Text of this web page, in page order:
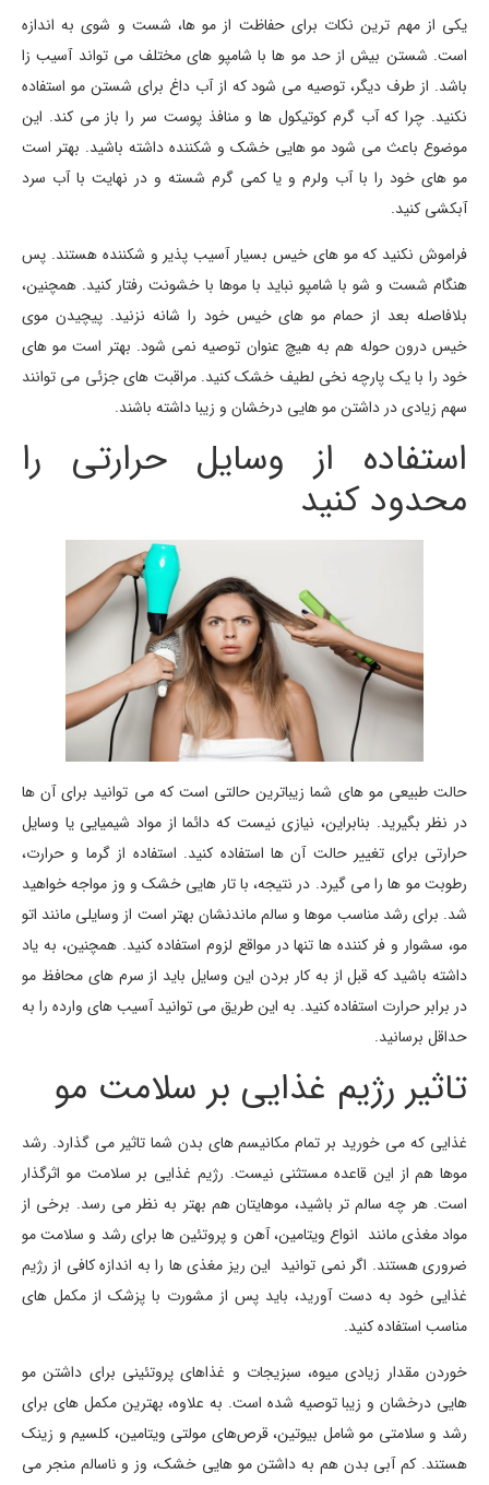
یکی از مهم ترین نکات برای حفاظت از مو ها، شست و شوی به اندازه
است. شستن بیش از حد مو ها با شامپو های مختلف می تواند آسیب زا
باشد. از طرف دیگر، توصیه می شود که از آب داغ برای شستن مو استفاده
نکنید. چرا که آب گرم کوتیکول ها و منافذ پوست سر را باز می کند. این
موضوع باعث می شود مو هایی خشک و شکننده داشته باشید. بهتر است
مو های خود را با آب ولرم و یا کمی گرم شسته و در نهایت با آب سرد
آبکشی کنید.
فراموش نکنید که مو های خیس بسیار آسیب پذیر و شکننده هستند. پس
هنگام شست و شو با شامپو نباید با موها با خشونت رفتار کنید. همچنین،
بلافاصله بعد از حمام مو های خیس خود را شانه نزنید. پیچیدن موی
خیس درون حوله هم به هیچ عنوان توصیه نمی شود. بهتر است مو های
خود را با یک پارچه نخی لطیف خشک کنید. مراقبت های جزئی می توانند
سهم زیادی در داشتن مو هایی درخشان و زیبا داشته باشند.
استفاده از وسایل حرارتی را
محدود کنید
حالت طبیعی مو های شما زیباترین حالتی است که می توانید برای آن ها
در نظر بگیرید. بنابراین، نیازی نیست که دائما از مواد شیمیایی یا وسایل
حرارتی برای تغییر حالت آن ها استفاده کنید. استفاده از گرما و حرارت،
رطوبت مو ها را می گیرد. در نتیجه، با تار هایی خشک و وز مواجه خواهید
شد. برای رشد مناسب موها و سالم ماندنشان بهتر است از وسایلی مانند اتو
مو، سشوار و فر کننده ها تنها در مواقع لزوم استفاده کنید. همچنین، به یاد
داشته باشید که قبل از به کار بردن این وسایل باید از سرم های محافظ مو
در برابر حرارت استفاده کنید. به این طریق می توانید آسیب های وارده را به
حداقل برسانید.
تاثیر رژیم غذایی بر سلامت مو
غذایی که می خورید بر تمام مکانیسم های بدن شما تاثیر می گذارد. رشد
موها هم از این قاعده مستثنی نیست. رژیم غذایی بر سلامت مو اثرگذار
است. هر چه سالم تر باشید، موهایتان هم بهتر به نظر می رسد. برخی از
مواد مغذی مانند انواع ویتامین، آهن و پروتئین ها برای رشد و سلامت مو
ضروری هستند. اگر نمی توانید این ریز مغذی ها را به اندازه کافی از رژیم
غذایی خود به دست آورید، باید پس از مشورت با پزشک از مکمل های
مناسب استفاده کنید.
خوردن مقدار زیادی میوه، سبزیجات و غذاهای پروتئینی برای داشتن مو
هایی درخشان و زیبا توصیه شده است. به علاوه، بهترین مکمل های برای
رشد و سلامتی مو شامل بیوتین، قرص‌های مولتی ویتامین، کلسیم و زینک
هستند. کم آبی بدن هم به داشتن مو هایی خشک، وز و ناسالم منجر می